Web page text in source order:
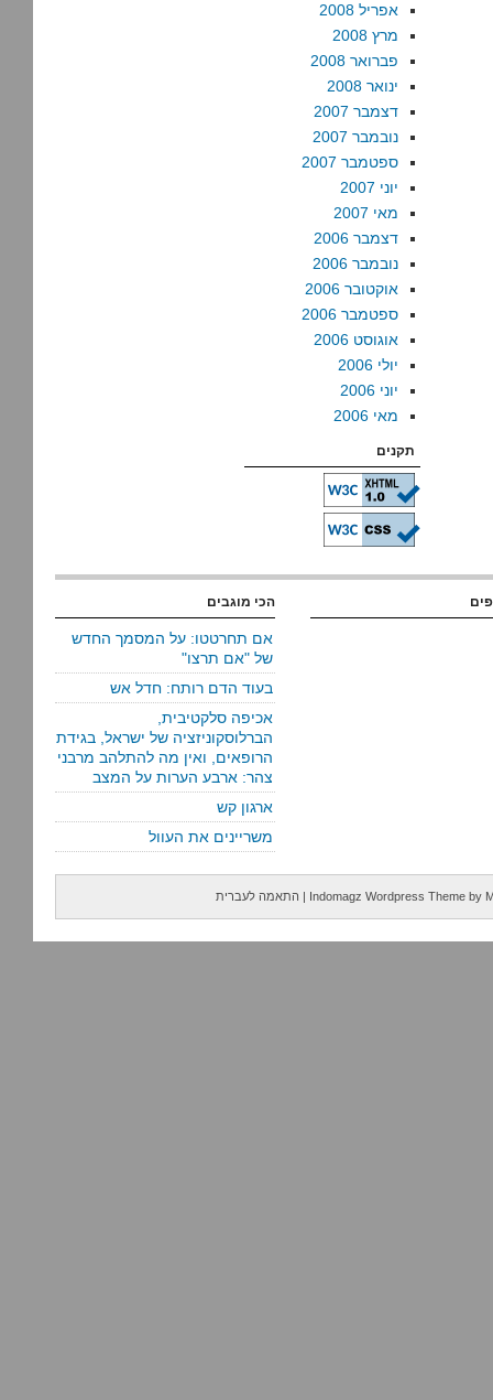
אפריל 2008
מרץ 2008
פברואר 2008
ינואר 2008
דצמבר 2007
נובמבר 2007
ספטמבר 2007
יוני 2007
מאי 2007
דצמבר 2006
נובמבר 2006
אוקטובר 2006
ספטמבר 2006
אוגוסט 2006
יולי 2006
יוני 2006
מאי 2006
תקנים
הכי מוגבים
אם תחרטטו: על המסמך החדש
של "אם תרצו"
בעוד הדם רותח: חדל אש
אכיפה סלקטיבית,
הברלוסקוניזציה של ישראל, בגידת
הרופאים, ואין מה להתלהב מרבני
צהר: ארבע הערות על המצב
ארגון קש
משריינים את העוול
Indomagz Wordpress Theme by
| התאמה לעברית